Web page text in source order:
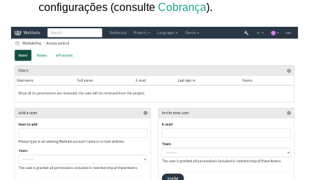
configurações (consulte Cobrança).